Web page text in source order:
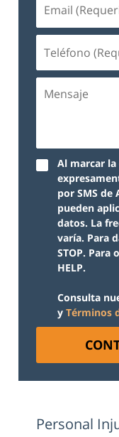
(Requerido)
(Requerido)
Al marcar
por SMS de
pueden
datos. La
varía. Para
STOP. Para
HELP.
Consulta
y Términos
Personal